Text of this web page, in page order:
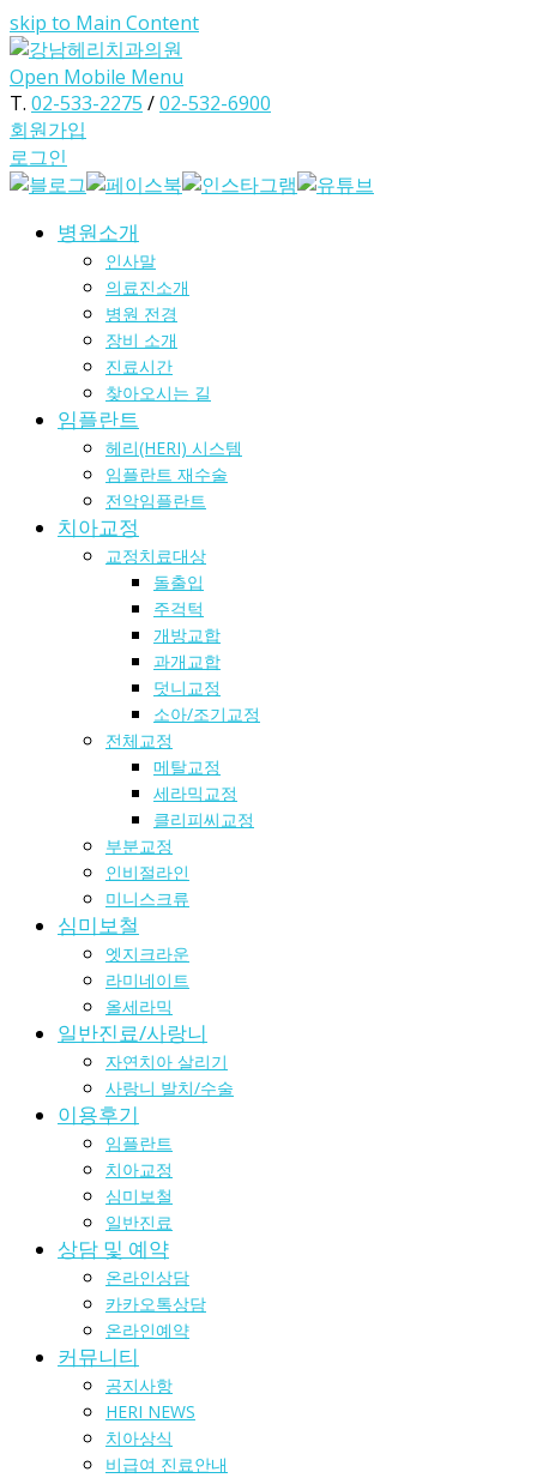
skip to Main Content
Open Mobile Menu
T. 02-533-2275 /02-532-6900
회원가입
로그인
병원소개
인사말
의료진소개
병원 전경
장비 소개
진료시간
찾아오시는 길
임플란트
헤리(HERI) 시스템
임플란트 재수술
전악임플란트
치아교정
교정치료대상
돌출입
주걱턱
개방교합
과개교합
덧니교정
소아/조기교정
전체교정
메탈교정
세라믹교정
클리피씨교정
부분교정
인비절라인
미니스크류
심미보철
엣지크라운
라미네이트
올세라믹
일반진료/사랑니
자연치아 살리기
사랑니 발치/수술
이용후기
임플란트
치아교정
심미보철
일반진료
상담 및 예약
온라인상담
카카오톡상담
온라인예약
커뮤니티
공지사항
HERI NEWS
치아상식
비급여 진료안내